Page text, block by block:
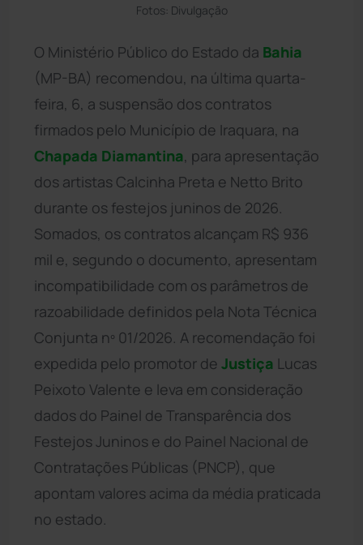
Fotos: Divulgação
O Ministério Público do Estado da Bahia
(MP-BA) recomendou, na última quarta-
feira, 6, a suspensão dos contratos
firmados pelo Município de Iraquara, na
Chapada Diamantina, para apresentação
dos artistas Calcinha Preta e Netto Brito
durante os festejos juninos de 2026.
Somados, os contratos alcançam R$ 936
mil e, segundo o documento, apresentam
incompatibilidade com os parâmetros de
razoabilidade definidos pela Nota Técnica
Conjunta nº 01/2026. A recomendação foi
expedida pelo promotor de Justiça Lucas
Peixoto Valente e leva em consideração
dados do Painel de Transparência dos
Festejos Juninos e do Painel Nacional de
Contratações Públicas (PNCP), que
apontam valores acima da média praticada
no estado.